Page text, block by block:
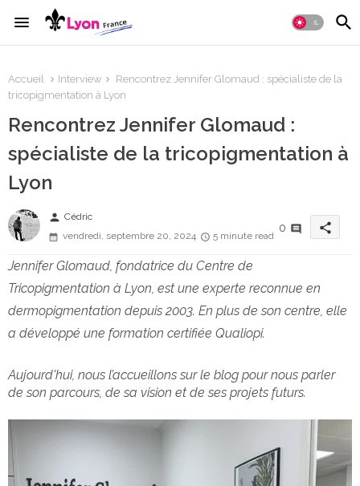
Accueil Interview
Rencontrez Jennifer Glomaud : spécialiste de la
tricopigmentation à Lyon
Rencontrez Jennifer Glomaud :
spécialiste de la tricopigmentation à
Lyon
person Cédric
vendredi, septembre 20, 2024
5 minute read
0 share
Jennifer Glomaud, fondatrice du Centre de
Tricopigmentation à Lyon, est une experte reconnue en
dermopigmentation depuis 2003. En plus de son centre, elle
a développé une formation certifiée Qualiopi.
Aujourd'hui, nous l’accueillons sur le blog pour nous parler
de son parcours, de sa vision et de ses projets futurs.